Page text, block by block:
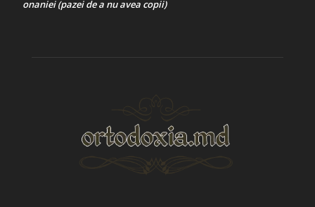
onaniei (pazei de a nu avea copii)